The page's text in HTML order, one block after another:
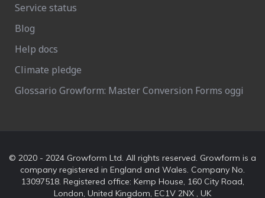
Service status
Blog
Help docs
Climate pledge
Glossario Growform: Master Conversion Forms oggi
© 2020 - 2024 Growform Ltd. All rights reserved. Growform is a
company registered in England and Wales. Company No.
13097518. Registered office: Kemp House, 160 City Road,
London, United Kingdom, EC1V 2NX , UK